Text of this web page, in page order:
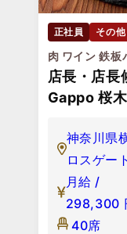
正社員 その他
肉 ワイン 鉄
店長・店長
Gappo 桜木
神奈川県
ロスゲー
月給 /
298,300
40席